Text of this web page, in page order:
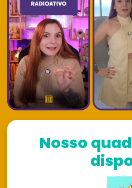
Nosso